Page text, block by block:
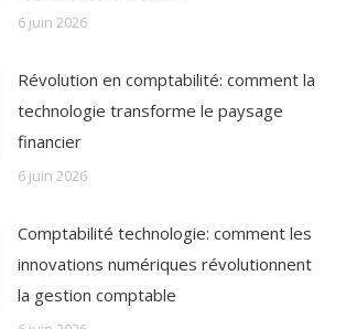
6 juin 2026
Révolution en comptabilité: comment la
technologie transforme le paysage
financier
6 juin 2026
Comptabilité technologie: comment les
innovations numériques révolutionnent
la gestion comptable